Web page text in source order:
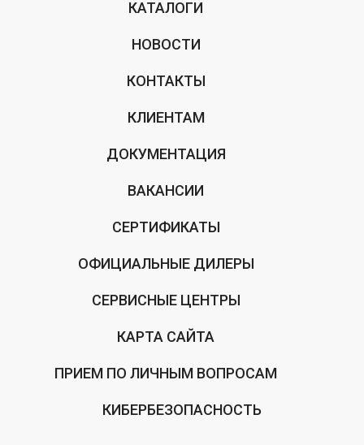
КАТАЛОГИ
НОВОСТИ
КОНТАКТЫ
КЛИЕНТАМ
ДОКУМЕНТАЦИЯ
ВАКАНСИИ
СЕРТИФИКАТЫ
ОФИЦИАЛЬНЫЕ ДИЛЕРЫ
СЕРВИСНЫЕ ЦЕНТРЫ
КАРТА САЙТА
ПРИЕМ ПО ЛИЧНЫМ ВОПРОСАМ
КИБЕРБЕЗОПАСНОСТЬ